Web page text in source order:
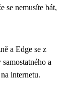
se nemusíte bát,
a Edge se z
a
internetu.